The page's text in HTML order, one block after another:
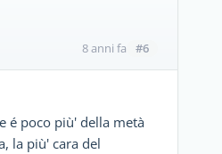
8 anni fa #6
é poco più' della metà
la più' cara del